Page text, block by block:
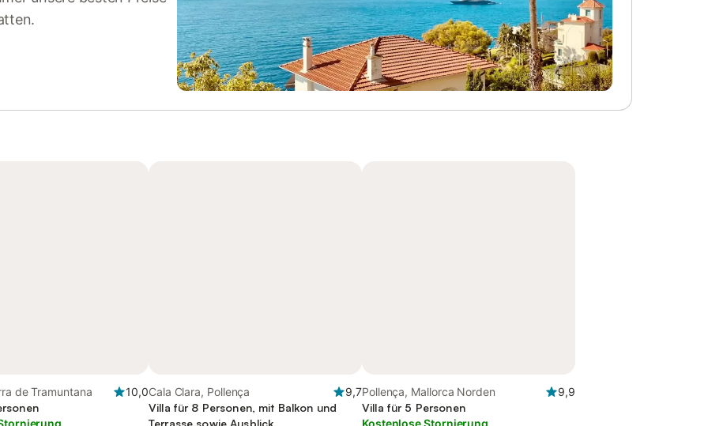
de Tramuntana
10,0Cala Clara, Pollença
9,7
Villa für 8 Personen, mit Balkon und
Terrasse sowie Ausblick
Pollença, Mallorca Norden
9,9
Villa für 5 Personen
Kostenlose Stornierung